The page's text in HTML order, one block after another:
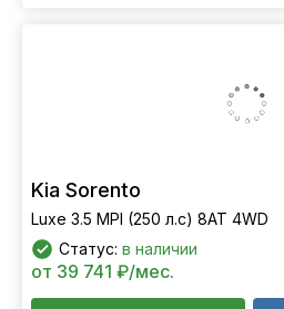
Kia Sorento
Luxe 3.5 MPI (250 л.с) 8AT 4WD
Статус: в наличии
от 39 741 ₽/мес.